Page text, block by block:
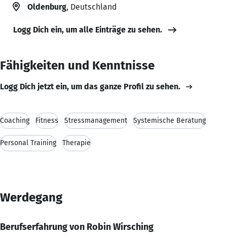
Oldenburg, Deutschland
Logg Dich ein, um alle Einträge zu sehen.
Fähigkeiten und Kenntnisse
Logg Dich jetzt ein, um das ganze Profil zu sehen.
Coaching Fitness Stressmanagement Systemische Beratung
Personal Training Therapie
Werdegang
Berufserfahrung von Robin Wirsching